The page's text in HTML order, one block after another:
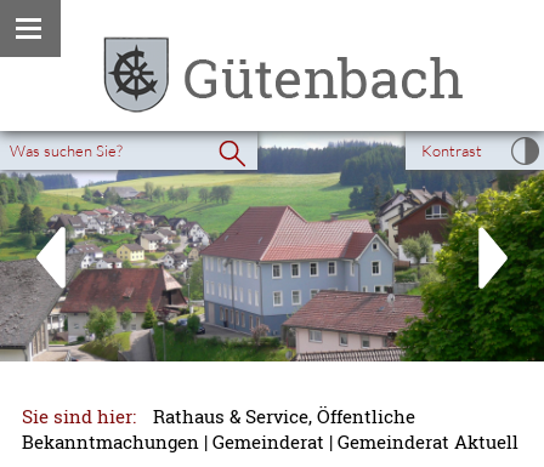
Kontrast
Sie sind hier:
Rathaus & Service, Öffentliche
Bekanntmachungen|Gemeinderat |Gemeinderat Aktuell